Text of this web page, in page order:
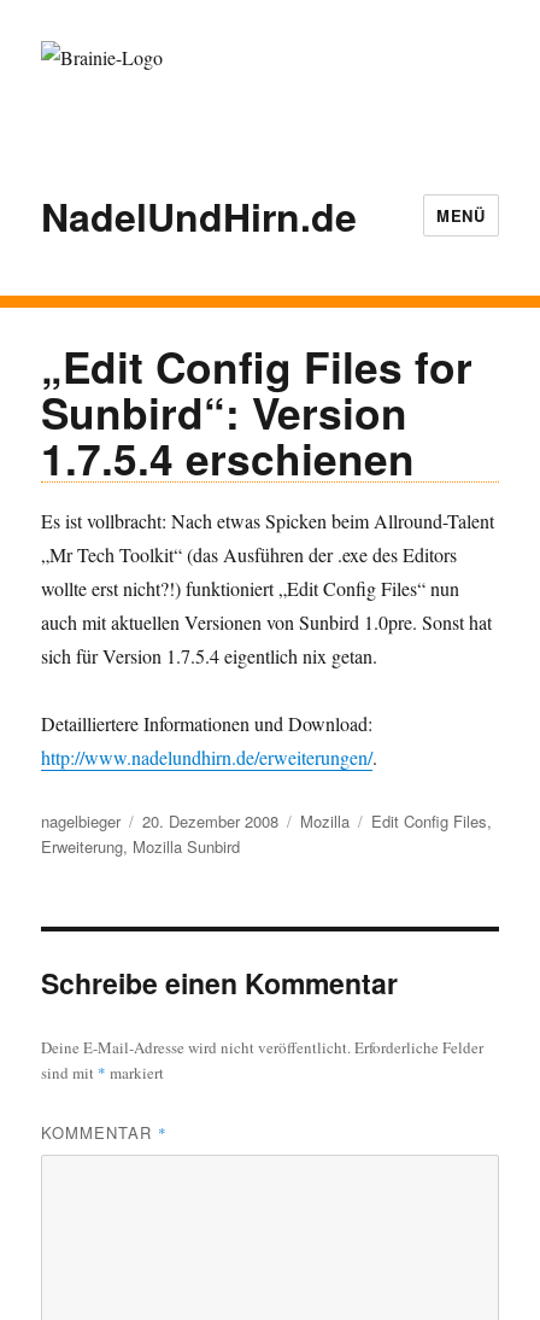
NadelUndHirn.de MENÜ
„Edit Config Files for
Sunbird“: Version
1.7.5.4 erschienen
Es ist vollbracht: Nach etwas Spicken beim Allround-Talent
„Mr Tech Toolkit“ (das Ausführen der .exe des Editors
wollte erst nicht?!) funktioniert „Edit Config Files“ nun
auch mit aktuellen Versionen von Sunbird 1.0pre. Sonst hat
sich für Version 1.7.5.4 eigentlich nix getan.
Detailliertere Informationen und Download:
http://www.nadelundhirn.de/erweiterungen/.
Autor
nagelbieger
Veröffentlicht
am
20. Dezember 2008 Kategorien
Mozilla Schlagwörter
Edit Config Files,
Erweiterung, Mozilla Sunbird
Schreibe einen Kommentar
Deine E-Mail-Adresse wird nicht veröffentlicht.Erforderliche Felder
sind mit * markiert
KOMMENTAR *